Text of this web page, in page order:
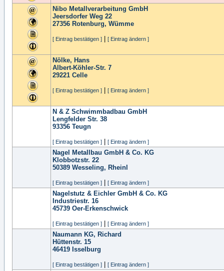
Nibo Metallverarbeitung GmbH
Jeersdorfer Weg 22
27356 Rotenburg, Wümme
[ Eintrag bestätigen ] [ Eintrag ändern ]
Nölke, Hans
Albert-Köhler-Str. 7
29221 Celle
[ Eintrag bestätigen ] [ Eintrag ändern ]
N & Z Schwimmbadbau GmbH
Lengfelder Str. 38
93356 Teugn
[ Eintrag bestätigen ] [ Eintrag ändern ]
Nagel Metallbau GmbH & Co. KG
Klobbotzstr. 22
50389 Wesseling, Rheinl
[ Eintrag bestätigen ] [ Eintrag ändern ]
Nagelstutz & Eichler GmbH & Co. KG
Industriestr. 16
45739 Oer-Erkenschwick
[ Eintrag bestätigen ] [ Eintrag ändern ]
Naumann KG, Richard
Hüttenstr. 15
46419 Isselburg
[ Eintrag bestätigen ] [ Eintrag ändern ]